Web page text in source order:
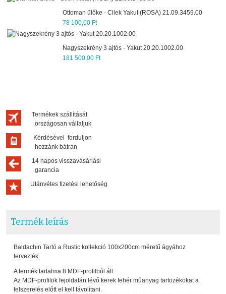
Éjjeliszekrény gyerekszobába -
Termékek szállítását
országosan vállaljuk
Kérdésével forduljon
hozzánk bátran
14 napos visszavásárlási
garancia
Utánvétes fizetési lehetőség
Termék leírás
Baldachin Tartó a Rustic kollekció 100x200cm méretű ágyához
tervezték.
A termék tartalma 8 MDF-profilból áll.
Az MDF-profilok fejoldalán lévő kerek fehér műanyag tartozékokat a
felszerelés előtt el kell távolítani.